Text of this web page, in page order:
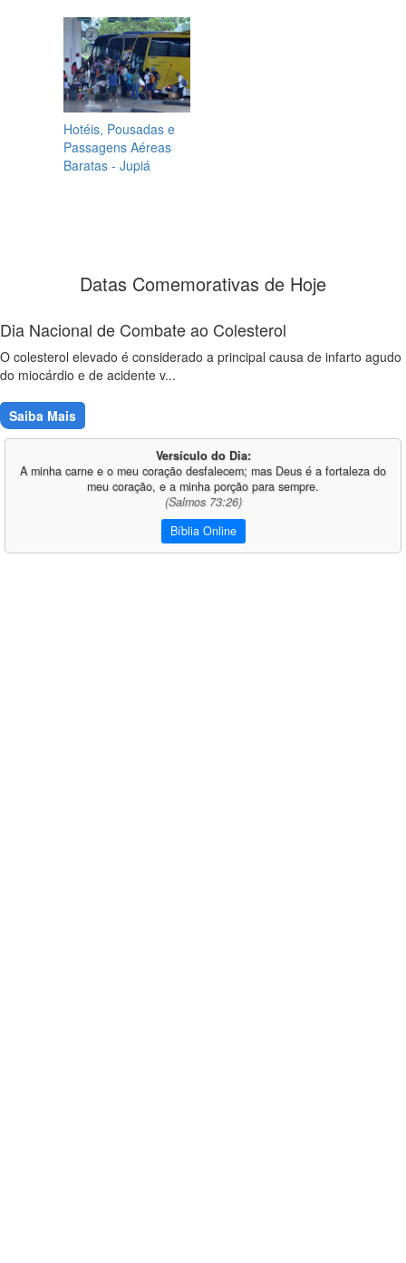
Hotéis, Pousadas e
Passagens Aéreas
Baratas - Jupiá
Datas Comemorativas de Hoje
Dia Nacional de Combate ao Colesterol
O colesterol elevado é considerado a principal causa de infarto agudo
do miocárdio e de acidente v...
Saiba Mais
Versículo do Dia:
A minha carne e o meu coração desfalecem; mas Deus é a fortaleza do
meu coração, e a minha porção para sempre.
(Salmos 73:26)
Bíblia Online